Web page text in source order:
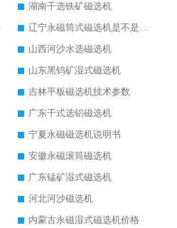
湖南干选铁矿磁选机
辽宁永磁筒式磁选机是不是强磁
山西河沙水选磁选机
山东黑钨矿湿式磁选机
吉林平板磁选机技术参数
广东干式选铝磁选机
宁夏永磁磁选机说明书
安徽永磁滚筒磁选机
广东锰矿湿式磁选机
河北河沙磁选机
内蒙古永磁湿式磁选机价格